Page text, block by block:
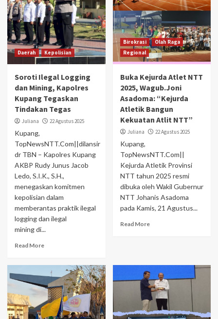
Daerah Kepolisian
Soroti Ilegal Logging
dan Mining, Kapolres
Kupang Tegaskan
Tindakan Tegas
Juliana 22 Agustus 2025
Kupang,
TopNewsNTT.Com||dilansir
dr TBN – Kapolres Kupang
AKBP Rudy Junus Jacob
Ledo, S.I.K., S.H.,
menegaskan komitmen
kepolisian dalam
memberantas praktik ilegal
logging dan ilegal
mining di...
Read More
Birokrasi
Olah Raga
Regional
Buka Kejurda Atlet NTT
2025, Wagub.Joni
Asadoma: “Kejurda
Atletik Bangun
Kekuatan Atlit NTT”
Juliana 22 Agustus 2025
Kupang,
TopNewsNTT.Com||
Kejurda Atletik Provinsi
NTT tahun 2025 resmi
dibuka oleh Wakil Gubernur
NTT Johanis Asadoma
pada Kamis, 21 Agustus...
Read More